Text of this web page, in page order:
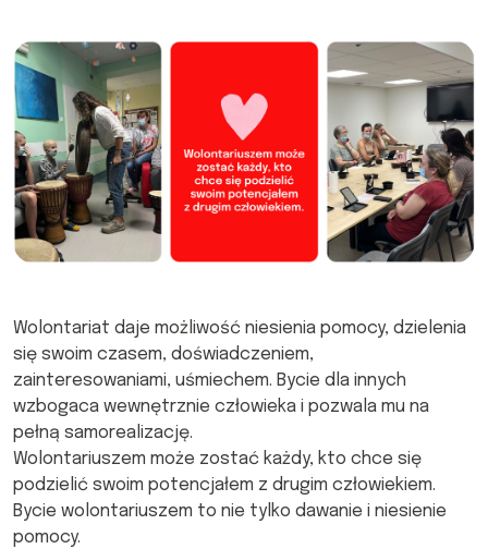
Wolontariat daje możliwość niesienia pomocy, dzielenia
się swoim czasem, doświadczeniem,
zainteresowaniami, uśmiechem. Bycie dla innych
wzbogaca wewnętrznie człowieka i pozwala mu na
pełną samorealizację.
Wolontariuszem może zostać każdy, kto chce się
podzielić swoim potencjałem z drugim człowiekiem.
Bycie wolontariuszem to nie tylko dawanie i niesienie
pomocy.